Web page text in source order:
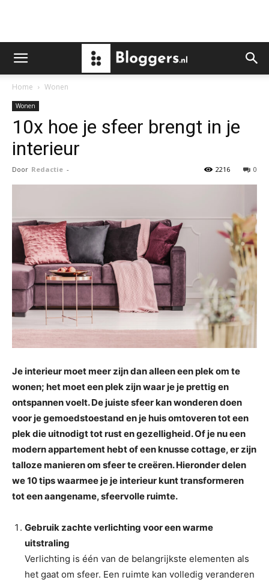
Home Wonen
Wonen
10x hoe je sfeer brengt in je
interieur
Door Redactie - 0
2216
Je interieur moet meer zijn dan alleen een plek om te
wonen; het moet een plek zijn waar je je prettig en
ontspannen voelt. De juiste sfeer kan wonderen doen
voor je gemoedstoestand en je huis omtoveren tot een
plek die uitnodigt tot rust en gezelligheid. Of je nu een
modern appartement hebt of een knusse cottage, er zijn
talloze manieren om sfeer te creëren. Hieronder delen
we 10 tips waarmee je je interieur kunt transformeren
tot een aangename, sfeervolle ruimte.
Gebruik zachte verlichting voor een warme
uitstraling
Verlichting is één van de belangrijkste elementen als
het gaat om sfeer. Een ruimte kan volledig veranderen